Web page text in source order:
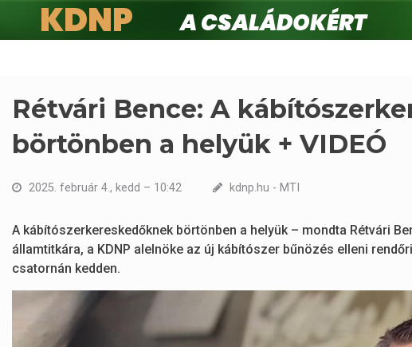
KDNP
A családokért.
Rétvári Bence: A
börtönben a helyük + VIDEÓ
2025. február 4., kedd – 10:42 kdnp.hu - MTI
A kábítószerkereskedőknek börtönben a helyük – mondta Rétvári
államtitkára, a KDNP alelnöke az új kábítószer bűnözés elleni
csatornán kedden.